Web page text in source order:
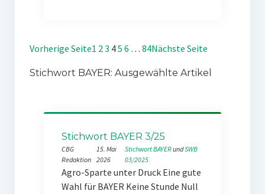
Vorherige Seite1 23 45 6 … 84Nächste Seite
Stichwort BAYER: Ausgewählte Artikel
Stichwort BAYER 3/25
CBG
Redaktion
15. Mai
2026
Stichwort BAYER und SWB
03/2025
Agro-Sparte unter Druck Eine gute
Wahl für BAYER Keine Stunde Null